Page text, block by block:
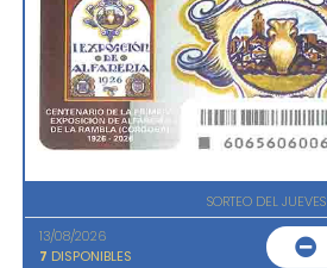
SORTEO DEL JUEVES
13/08/2026
7 DISPONIBLES